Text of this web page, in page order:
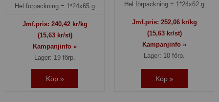
Hel förpackning = 1*24x65 g
Jmf.pris: 240,42kr/kg
(15,63 kr/st)
Kampanjinfo »
Lager: 19 förp.
Köp »
Hel förpackning = 1*24x62 g
Jmf.pris: 252,06kr/kg
(15,63 kr/st)
Kampanjinfo »
Lager: 10 förp.
Köp »